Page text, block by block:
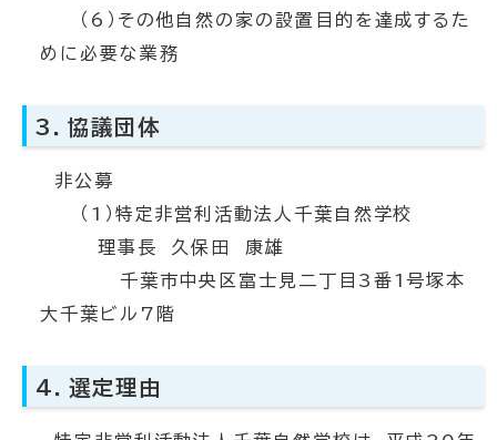
（6）その他自然の家の設置目的を達成するた
めに必要な業務
3．協議団体
非公募
（1）特定非営利活動法人千葉自然学校
理事長 久保田 康雄
千葉市中央区富士見二丁目3番1号塚本
大千葉ビル7階
4．選定理由